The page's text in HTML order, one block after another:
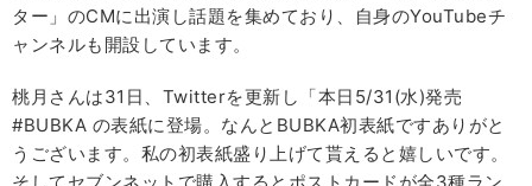
ター」のCMに出演し話題を集めており、自身のYouTubeチ
ャンネルも開設しています。
桃月さんは31日、Twitterを更新し「本日5/31(水)発売
#BUBKA の表紙に登場。なんとBUBKA初表紙ですありがと
うございます。私の初表紙盛り上げて貰えると嬉しいです。
そしてセブンネットで購入するとポストカードが全3種ラン